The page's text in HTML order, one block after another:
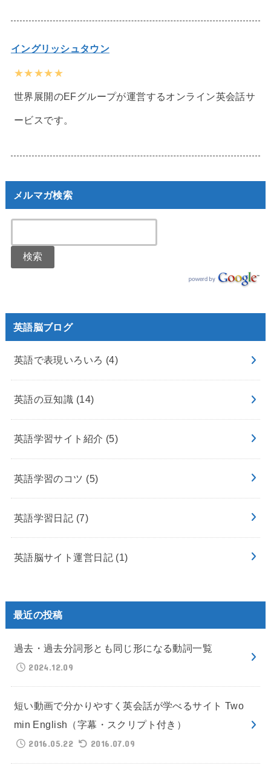
イングリッシュタウン
★★★★★
世界展開のEFグループが運営するオンライン英会話サ
ービスです。
メルマガ検索
英語脳ブログ
英語で表現いろいろ (4)
英語の豆知識 (14)
英語学習サイト紹介 (5)
英語学習のコツ (5)
英語学習日記 (7)
英語脳サイト運営日記 (1)
最近の投稿
過去・過去分詞形とも同じ形になる動詞一覧
2024.12.09
短い動画で分かりやすく英会話が学べるサイト Two
min English（字幕・スクリプト付き）
2016.05.22
2016.07.09